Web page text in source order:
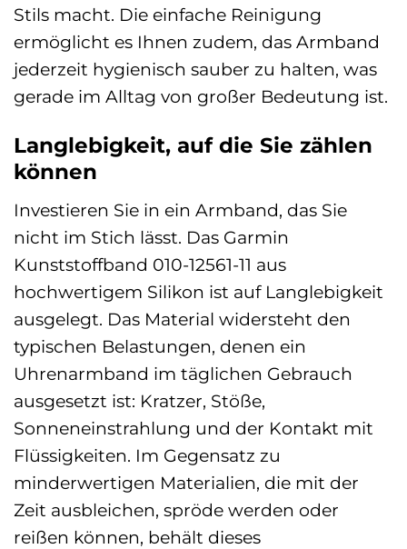
Stils macht. Die einfache Reinigung
ermöglicht es Ihnen zudem, das Armband
jederzeit hygienisch sauber zu halten, was
gerade im Alltag von großer Bedeutung ist.
Langlebigkeit, auf die Sie zählen
können
Investieren Sie in ein Armband, das Sie
nicht im Stich lässt. Das Garmin
Kunststoffband 010-12561-11 aus
hochwertigem Silikon ist auf Langlebigkeit
ausgelegt. Das Material widersteht den
typischen Belastungen, denen ein
Uhrenarmband im täglichen Gebrauch
ausgesetzt ist: Kratzer, Stöße,
Sonneneinstrahlung und der Kontakt mit
Flüssigkeiten. Im Gegensatz zu
minderwertigen Materialien, die mit der
Zeit ausbleichen, spröde werden oder
reißen können, behält dieses